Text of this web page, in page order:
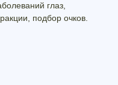
глаз,
подбор очков.